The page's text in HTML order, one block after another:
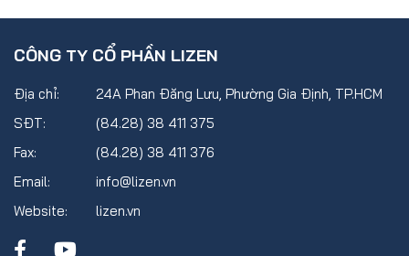
CÔNG TY CỔ PHẦN LIZEN
Địa chỉ:
24A Phan Đăng Lưu, Phường Gia Định, TP.HCM
SĐT:
(84.28) 38 411 375
Fax:
(84.28) 38 411 376
Email:
info@lizen.vn
Website:
lizen.vn